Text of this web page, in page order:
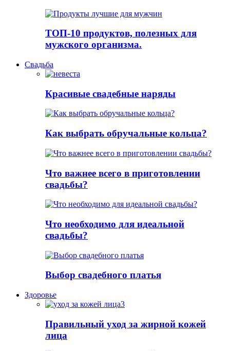
ТОП-10 продуктов, полезных для
мужского организма.
Свадьба
Красивые свадебные наряды
Как выбрать обручальные кольца?
Что важнее всего в приготовлении
свадьбы?
Что необходимо для идеальной
свадьбы?
Выбор свадебного платья
Здоровье
Правильный уход за жирной кожей
лица